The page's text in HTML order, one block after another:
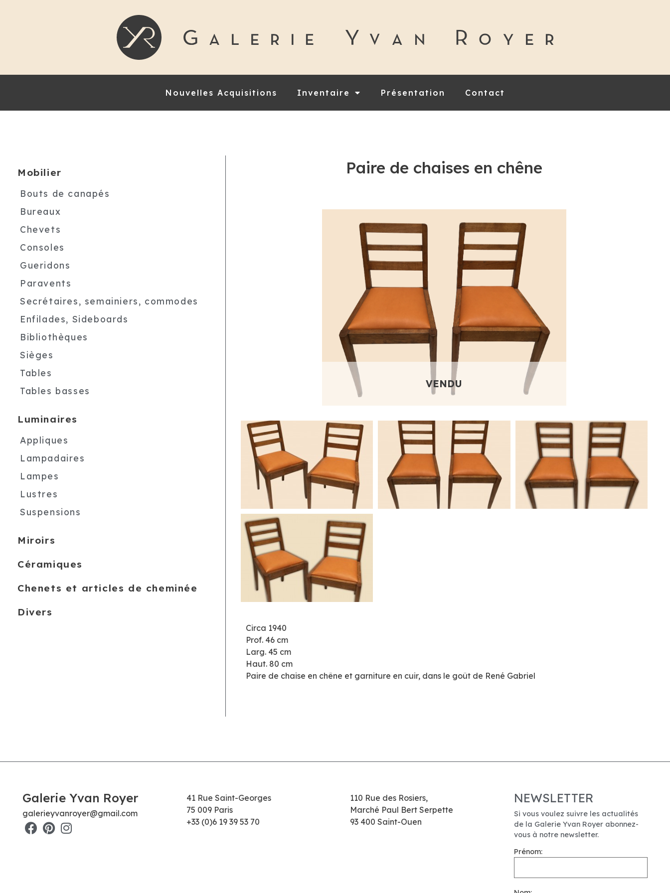
Nouvelles Acquisitions Inventaire Présentation Contact
Mobilier
Bouts de canapés
Bureaux
Chevets
Consoles
Gueridons
Paravents
Secrétaires, semainiers, commodes
Enfilades, Sideboards
Bibliothèques
Sièges
Tables
Tables basses
Luminaires
Appliques
Lampadaires
Lampes
Lustres
Suspensions
Miroirs
Céramiques
Chenets et articles de cheminée
Divers
Paire de chaises en chêne
Circa 1940
Prof. 46 cm
Larg. 45 cm
Haut. 80 cm
Paire de chaise en chêne et garniture en cuir, dans le goût de René Gabriel
Galerie Yvan Royer
galerieyvanroyer@gmail.com
41 Rue Saint-Georges
75 009 Paris
+33 (0)6 19 39 53 70
110 Rue des Rosiers,
Marché Paul Bert Serpette
93 400 Saint-Ouen
NEWSLETTER
Si vous voulez suivre les actualités
de la Galerie Yvan Royer abonnez-
vous à notre newsletter.
Prénom: